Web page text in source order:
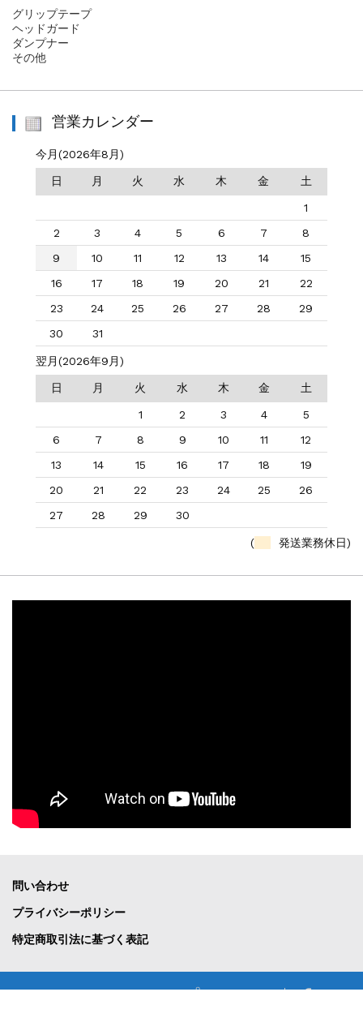
グリップテープ
ヘッドガード
ダンプナー
その他
営業カレンダー
今月(2026年8月)
日 月 火 水 木 金 土
1
2
3 4 5 6 7
8
9
10 11 12 13 14
15
16
17 18 19 20 21
22
23
24 25 26 27 28
29
30
31
翌月(2026年9月)
日 月 火 水 木 金 土
1 2 3 4
5
6
7 8 9 10 11
12
13
14 15 16 17 18
19
20
21 22 23 24 25
26
27
28 29 30
( 発送業務休日)
問い合わせ
プライバシーポリシー
特定商取引法に基づく表記
テニスショップBallBoy